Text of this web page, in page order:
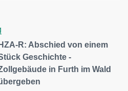
HZA-R: Abschied von einem
Geschichte -
in Furth im Wald